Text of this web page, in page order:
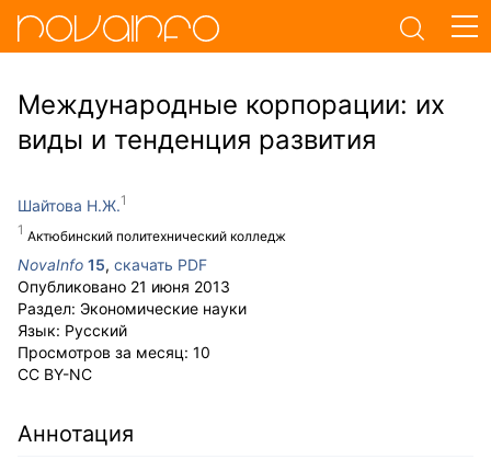
Международные корпорации: их
виды и тенденция развития
Шайтова Н.Ж.
Актюбинский политехнический колледж
NovaInfo 15, скачать PDF
Опубликовано 21 июня 2013
Раздел: Экономические науки
Язык: Русский
Просмотров за месяц: 10
CC BY-NC
Аннотация